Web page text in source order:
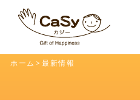
ホーム 最新情報